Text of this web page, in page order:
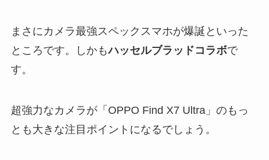
まさにカメラ最強スペックスマホが爆誕といった
ところです。しかもハッセルブラッドコラボで
す。
超強力なカメラが「OPPO Find X7 Ultra」のもっ
とも大きな注目ポイントになるでしょう。